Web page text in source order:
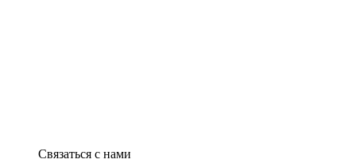
Связаться с нами